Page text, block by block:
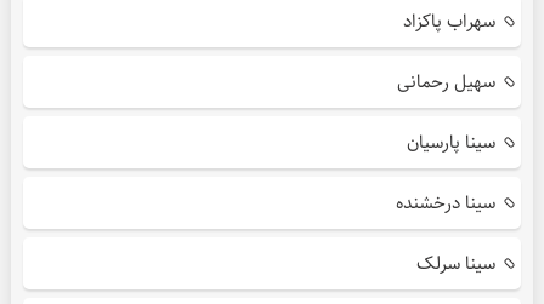
سهراب پاکزاد
سهیل رحمانی
سینا پارسیان
سینا درخشنده
سینا سرلک